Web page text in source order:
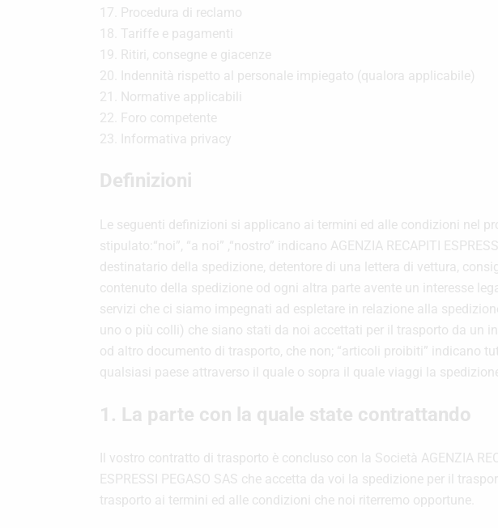
17. Procedura di reclamo
18. Tariffe e pagamenti
19. Ritiri, consegne e giacenze
20. Indennità rispetto al personale impiegato (qualora applicabile)
21. Normative applicabili
22. Foro competente
23. Informativa privacy
Definizioni
Le seguenti definizioni si applicano ai termini ed alle condizioni nel
stipulato: “noi”, “a noi” ,“nostro” indicano AGENZIA RECAPITI
destinatario della spedizione, detentore di una lettera di vettura,
contenuto della spedizione od ogni altra parte avente un interesse
servizi che ci siamo impegnati ad espletare in relazione alla
uno o più colli) che siano stati da noi accettati per il trasporto da un
od altro documento di trasporto, che non; “articoli proibiti” indicano
qualsiasi paese attraverso il quale o sopra il quale viaggi la
1. La parte con la quale state contrattando
Il vostro contratto di trasporto è concluso con la Società AGENZIA
ESPRESSI PEGASO SAS che accetta da voi la spedizione per il
trasporto ai termini ed alle condizioni che noi riterremo opportune.